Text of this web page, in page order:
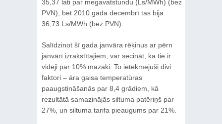
35,37 lati par megavatstundu (Ls/MWh) (bez
PVN), bet 2010.gada decembrī tas bija
36,73 Ls/MWh (bez PVN).
Salīdzinot šī gada janvāra rēķinus ar pērn
janvārī izrakstītajiem, var secināt, ka tie ir
vidēji par 10% mazāki. To ietekmējuši divi
faktori – āra gaisa temperatūras
paaugstināšanās par 8,4 grādiem, kā
rezultātā samazinājās siltuma patēriņš par
27%, un siltuma tarifa pieaugums par 21%.